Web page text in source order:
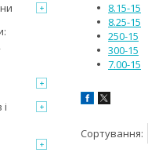
8.15-15
8.25-15
250-15
300-15
7.00-15